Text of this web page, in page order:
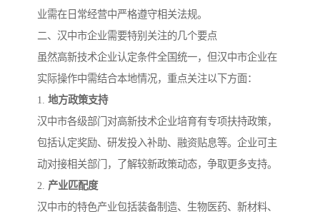
业需在日常经营中严格遵守相关法规。
二、汉中市企业需要特别关注的几个要点
虽然高新技术企业认定条件全国统一，但汉中市企业在
实际操作中需结合本地情况，重点关注以下方面：
1. 地方政策支持
汉中市各级部门对高新技术企业培育有专项扶持政策，
包括认定奖励、研发投入补助、融资贴息等。企业可主
动对接相关部门，了解较新政策动态，争取更多支持。
2. 产业匹配度
汉中市的特色产业包括装备制造、生物医药、新材料、